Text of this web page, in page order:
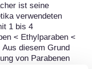
ist seine
verwendeten
1 bis 4
< Ethylparaben <
diesem Grund
von Parabenen